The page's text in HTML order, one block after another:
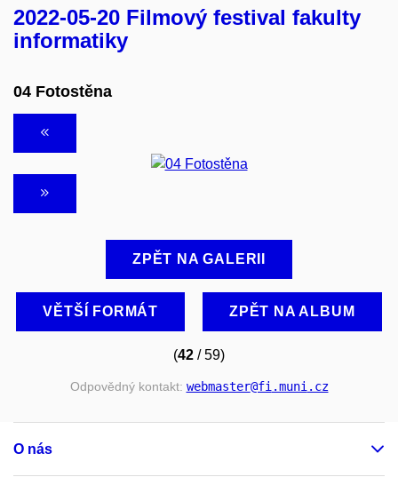
2022-05-20 Filmový festival fakulty
informatiky
04 Fotostěna
ZPĚT NA GALERII
VĚTŠÍ FORMÁT ZPĚT NA ALBUM
(42 / 59)
Odpovědný kontakt: webmaster@fi.muni.cz
O nás